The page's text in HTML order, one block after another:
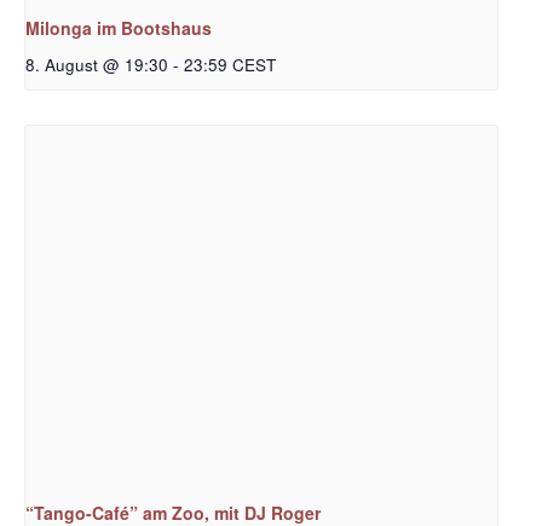
Milonga im Bootshaus
8. August @ 19:30 - 23:59 CEST
“Tango-Café” am Zoo, mit DJ Roger